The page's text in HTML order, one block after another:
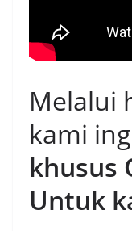
Melalui
kami
khusus
Untuk